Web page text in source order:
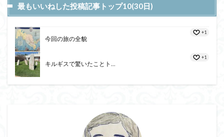
最もいいねした投稿記事トップ10(30日)
今回の旅の全貌
+1
キルギスで驚いたことト...
+1